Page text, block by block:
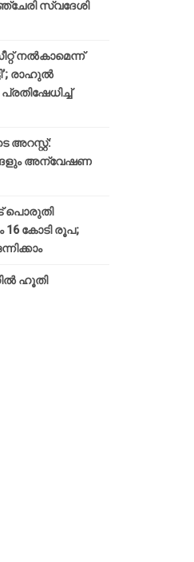
സ്വദേശി
നൽകാമെന്ന്
രാഹുൽ
അറസ്റ്റ്:
അന്വേഷണ
പൊരുതി
കോടി രൂപ;
ഹൂതി